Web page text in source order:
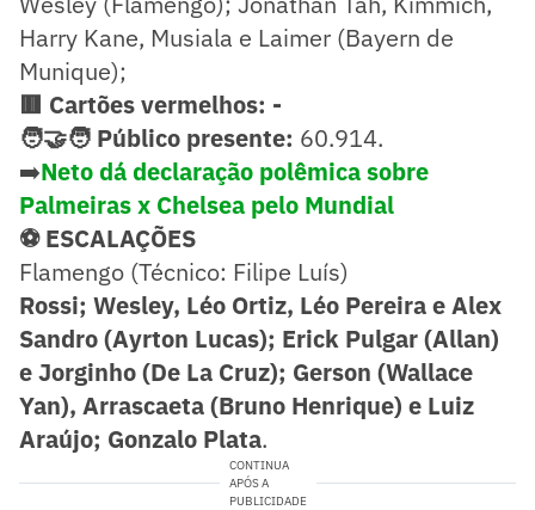
Harry Kane, Musiala e Laimer (Bayern de
Munique);
🟥 Cartões vermelhos: -
🧑‍🤝‍🧑 Público presente: 60.914.
➡️Neto dá declaração polêmica sobre
Palmeiras x Chelsea pelo Mundial
⚽ ESCALAÇÕES
Flamengo (Técnico: Filipe Luís)
Rossi; Wesley, Léo Ortiz, Léo Pereira e Alex
Sandro (Ayrton Lucas); Erick Pulgar (Allan)
e Jorginho (De La Cruz); Gerson (Wallace
Yan), Arrascaeta (Bruno Henrique) e Luiz
Araújo; Gonzalo Plata.
CONTINUA
APÓS A
PUBLICIDADE